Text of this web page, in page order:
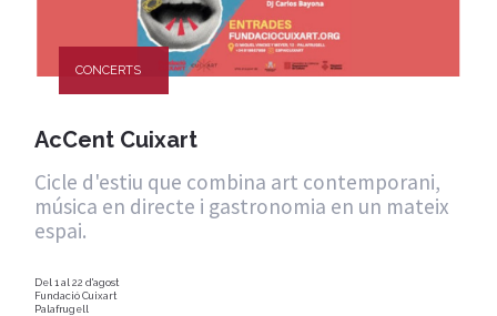
CONCERTS
AcCent Cuixart
Cicle d'estiu que combina art contemporani,
música en directe i gastronomia en un mateix
espai.
Del 1 al 22 d'agost
Fundació Cuixart
Palafrugell